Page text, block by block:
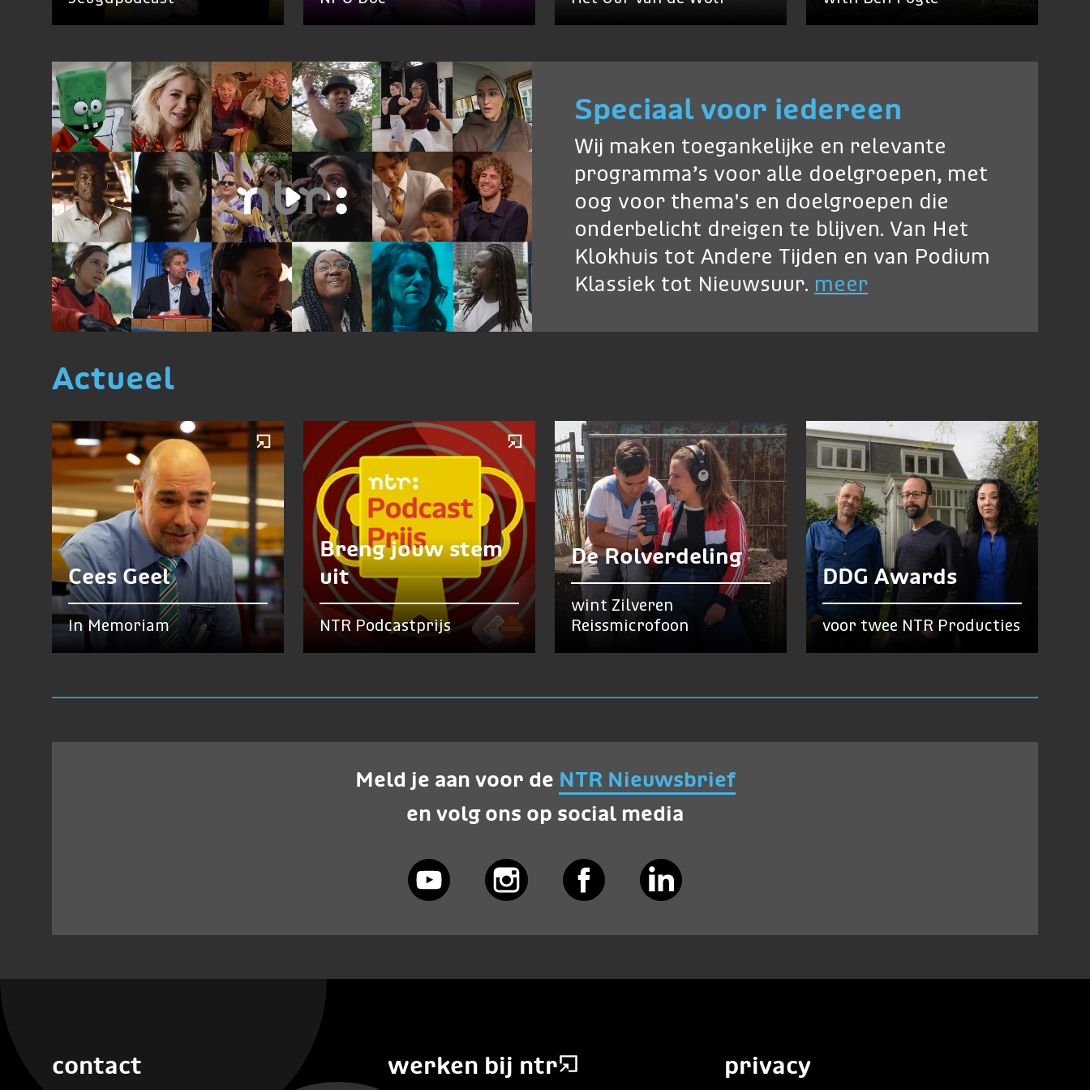
Speciaal voor iedereen
Wij maken toegankelijke en relevante
programma’s voor alle doelgroepen, met
oog voor thema's en doelgroepen die
onderbelicht dreigen te blijven. Van Het
Klokhuis tot Andere Tijden en van Podium
Klassiek tot Nieuwsuur. meer
Actueel
Cees Geel
In Memoriam
Breng jouw stem
uit
NTR Podcastprijs
De Rolverdeling
wint Zilveren
Reissmicrofoon
DDG Awards
voor twee NTR Producties
Meld je aan voor de NTR Nieuwsbrief
en volg ons op social media
contact
werken bij ntr
privacy